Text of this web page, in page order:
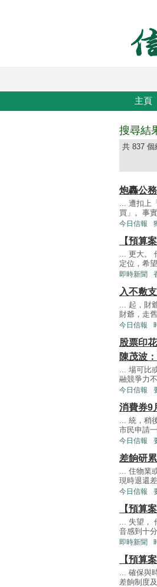
主頁
搜尋結
共 837 個
炮轟公
... 遭扣上
買」。事
今日信報
【預算
... 更大。
定位，希
即時新聞
入不敷
... 起，財
財爺，走
今日信報
股票印
陳茂波
... 場可比
融競爭力
今日信報
消費券9
... 統，稍
市民申請
今日信報
差餉研
... 住物業
現時退還
今日信報
【預算
... 失望，
音感到十
即時新聞
【預算
... 確保與
差餉制度